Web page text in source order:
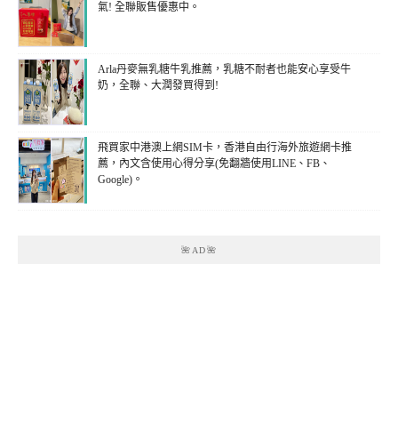
氣! 全聯販售優惠中。
Arla丹麥無乳糖牛乳推薦，乳糖不耐者也能安心享受牛
奶，全聯、大潤發買得到!
飛買家中港澳上網SIM卡，香港自由行海外旅遊網卡推
薦，內文含使用心得分享(免翻牆使用LINE、FB、
Google)。
🌺AD🌺